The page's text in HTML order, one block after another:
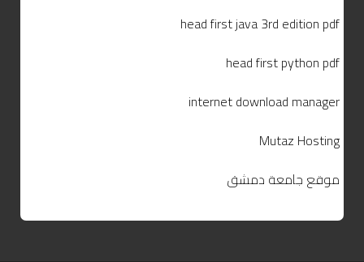
head first java 3rd edition pdf
head first python pdf
internet download manager
Mutaz Hosting
موقع جامعة دمشق